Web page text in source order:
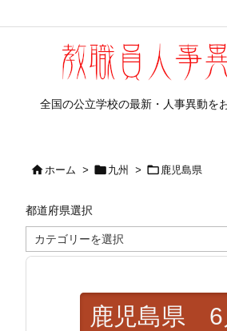
全国の公立学校の最新・人事異動を
ホーム >  九州 >  鹿児島県
都道府県選択
道
府
鹿児島県 6